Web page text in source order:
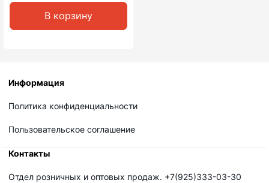
В корзину
Информация
Политика конфиденциальности
Пользовательское соглашение
Контакты
Отдел розничных и оптовых продаж. +7(925)333-03-30